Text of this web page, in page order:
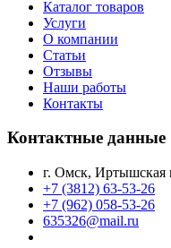
Каталог товаров
Услуги
О компании
Статьи
Отзывы
Наши работы
Контакты
Контактные данные
г. Омск, Иртышская
+7 (3812) 63-53-26
+7 (962) 058-53-26
635326@mail.ru